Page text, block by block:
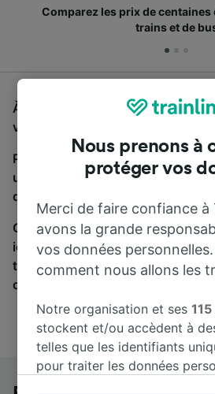
Comparez les prix de centaines
trains et de
À la recherche d'un bus de Roma
vous êtes au bon endroit.
Pour trouver des billets de bus,
une recherche ci-dessus. Nous
de trajets et les prix des voyages,
Qu’importe votre destination,
ici. Nous collaborons avec plus
train et de bus. Consultez et
cette page.
Nous prenons à
protéger vos
Merci de faire confiance à
avons la grande
vos données
comment nous allons les
Notre organisation et ses115
stockent et/ou accèdent à
telles que les identifiants
pour traiter les données